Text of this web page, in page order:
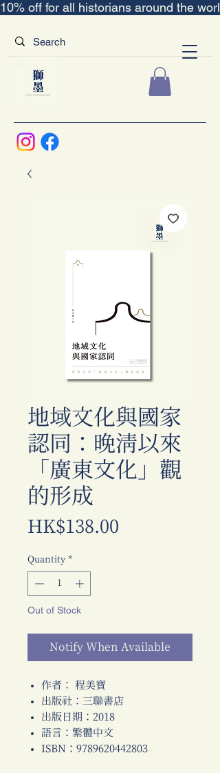
10% off for all historians around the
地域文化與國家
認同：晚清以來
「廣東文化」觀
的形成
HK$138.00
Quantity *
Out of Stock
Notify When Available
作者： 程美寶
出版社：三聯書店
出版日期：2018
語言：繁體中文
ISBN：9789620442803